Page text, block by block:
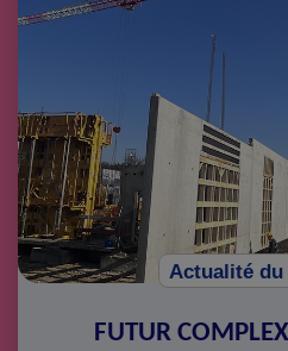
Actualité du
FUTUR